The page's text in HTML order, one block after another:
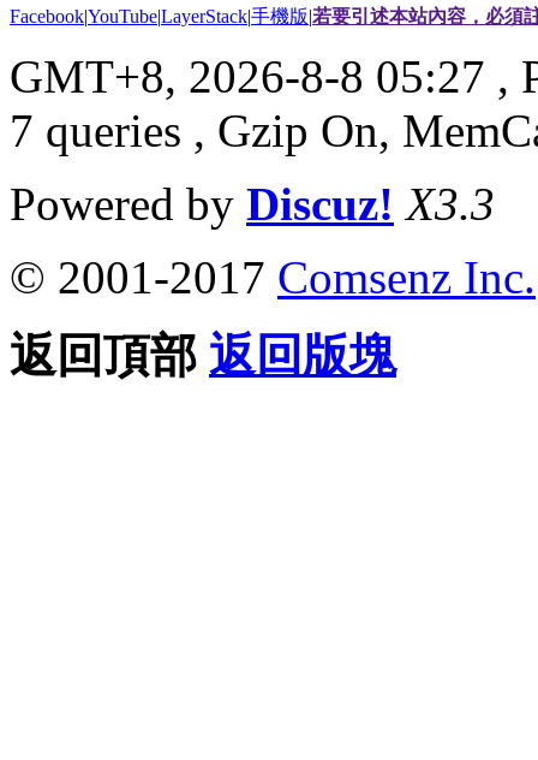
Facebook|YouTube|LayerStack|手機版|若要引述本站內容，必須
GMT+8, 2026-8-8 05:27 ,
7 queries , Gzip On,
Powered by Discuz! X3.3
© 2001-2017 Comsenz Inc.
返回頂部 返回版塊